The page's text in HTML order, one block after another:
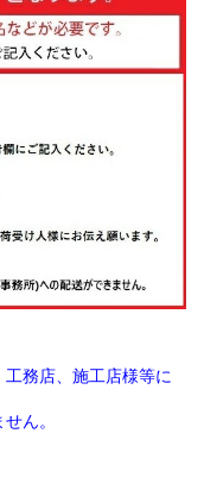
務店、施工店様等に
ん。